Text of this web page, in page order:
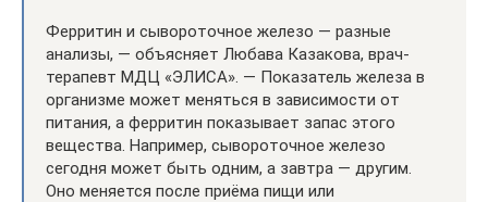
Ферритин и сывороточное железо — разные
анализы, — объясняет Любава Казакова, врач-
терапевт МДЦ «ЭЛИСА». — Показатель железа в
организме может меняться в зависимости от
питания, а ферритин показывает запас этого
вещества. Например, сывороточное железо
сегодня может быть одним, а завтра — другим.
Оно меняется после приёма пищи или